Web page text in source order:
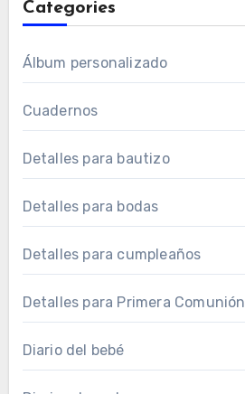
Categories
Álbum personalizado
Cuadernos
Detalles para bautizo
Detalles para bodas
Detalles para cumpleaños
Detalles para Primera Comunión
Diario del bebé